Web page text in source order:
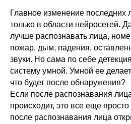
Главное изменение последних
только в области нейросетей.
лучше распознавать лица,
пожар, дым, падения,
звуки. Но сама по себе
систему умной. Умной ее
что будет после обнаружения?
Если после распознавания
происходит, это все еще
после распознавания лица